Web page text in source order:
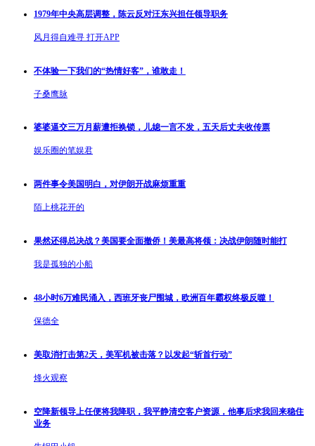
1979年中央高层调整，陈云反对汪东兴担任领导职务
风月得自难寻 打开APP
不体验一下我们的“热情好客”，谁敢走！
子桑鹰脉
婆婆逼交三万月薪遭拒换锁，儿媳一言不发，五天后丈夫收传票
娱乐圈的笔娱君
两件事令美国明白，对伊朗开战麻烦重重
陌上桃花开的
果然还得总决战？美国要全面撤侨！美最高将领：决战伊朗随时能打
我是孤独的小船
48小时6万难民涌入，西班牙丧尸围城，欧洲百年霸权终极反噬！
保德全
美取消打击第2天，美军机被击落？以发起“斩首行动”
烽火观察
空降新领导上任便将我降职，我平静清空客户资源，他事后求我回来稳住
业务